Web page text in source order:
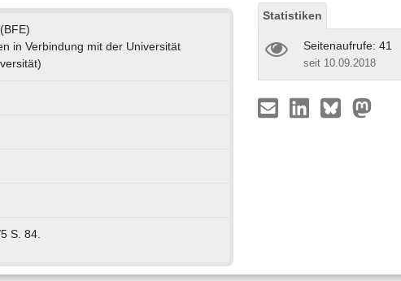
in Verbindung mit der Universität
S. 84.
Statistiken
Seitenaufrufe: 41
seit 10.09.2018